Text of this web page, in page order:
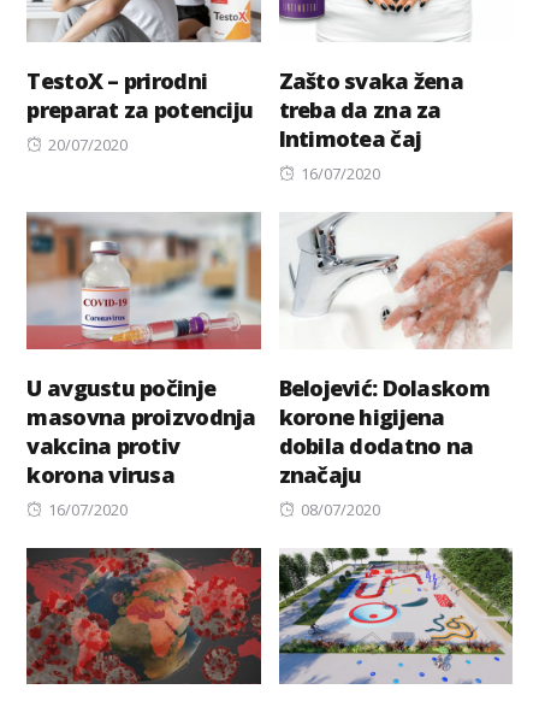
TestoX – prirodni
preparat za potenciju
Posted
20/07/2020
Zašto svaka žena
treba da zna za
Intimotea čaj
Posted
16/07/2020
U avgustu počinje
masovna proizvodnja
vakcina protiv
korona virusa
Posted
16/07/2020
Belojević: Dolaskom
korone higijena
dobila dodatno na
značaju
Posted
08/07/2020